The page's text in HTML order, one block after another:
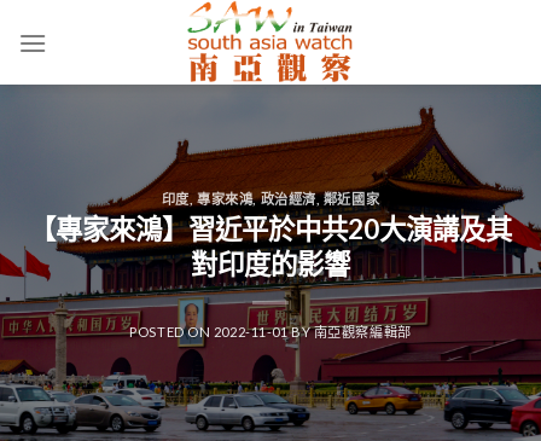
印度,專家來鴻,政治經濟,鄰近國家
【專家來鴻】習近平於中共20大演講及其
對印度的影響
POSTED ON 2022-11-01BY南亞觀察編輯部